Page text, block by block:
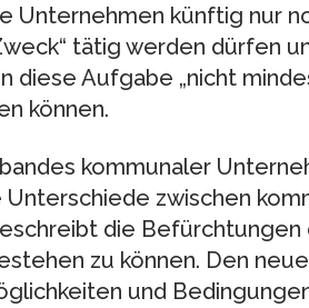
Unternehmen künftig nur
tätig werden dürfen
diese Aufgabe „nicht
können.
kommunaler
zwischen
die Befürchtungen
zu können. Den
und